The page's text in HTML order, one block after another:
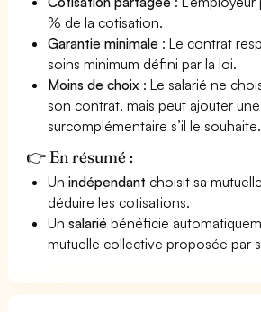
% de la cotisation.
Garantie minimale : Le contrat
soins minimum défini par la loi.
Moins de choix : Le salarié ne
son contrat, mais peut ajouter une
surcomplémentaire s’il le souhaite.
👉 En résumé :
Unindépendant choisit sa
déduire les cotisations.
Unsalarié bénéficie
mutuelle collective proposée par